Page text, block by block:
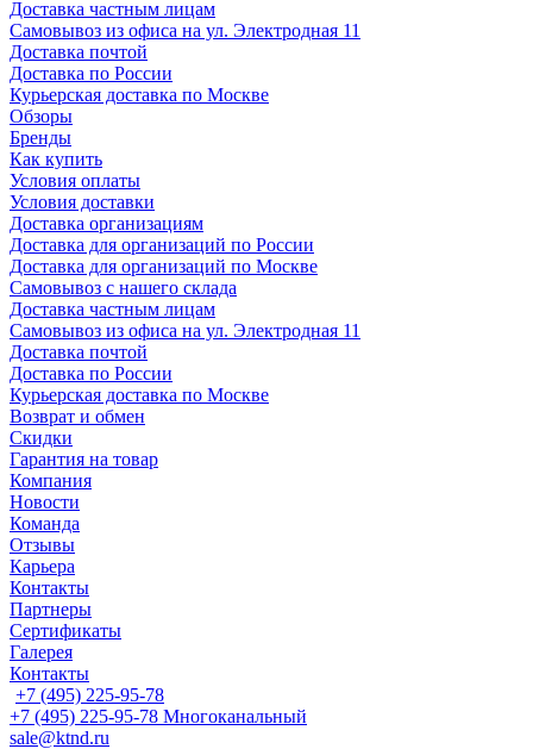
Доставка частным лицам
Самовывоз из офиса на ул. Электродная 11
Доставка почтой
Доставка по России
Курьерская доставка по Москве
Обзоры
Бренды
Как купить
Условия оплаты
Условия доставки
Доставка организациям
Доставка для организаций по России
Доставка для организаций по Москве
Самовывоз с нашего склада
Доставка частным лицам
Самовывоз из офиса на ул. Электродная 11
Доставка почтой
Доставка по России
Курьерская доставка по Москве
Возврат и обмен
Скидки
Гарантия на товар
Компания
Новости
Команда
Отзывы
Карьера
Контакты
Партнеры
Сертификаты
Галерея
Контакты
+7 (495) 225-95-78
+7 (495) 225-95-78 Многоканальный
sale@ktnd.ru